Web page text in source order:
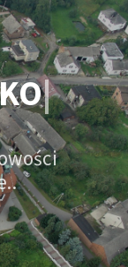
W|